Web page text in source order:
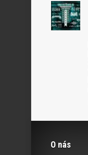
O nás